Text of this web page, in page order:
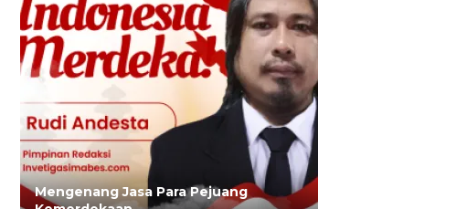
Mengenang Jasa Para Pejuang